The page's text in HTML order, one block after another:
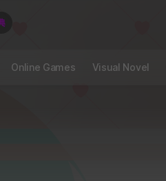
Online Games Visual Novel